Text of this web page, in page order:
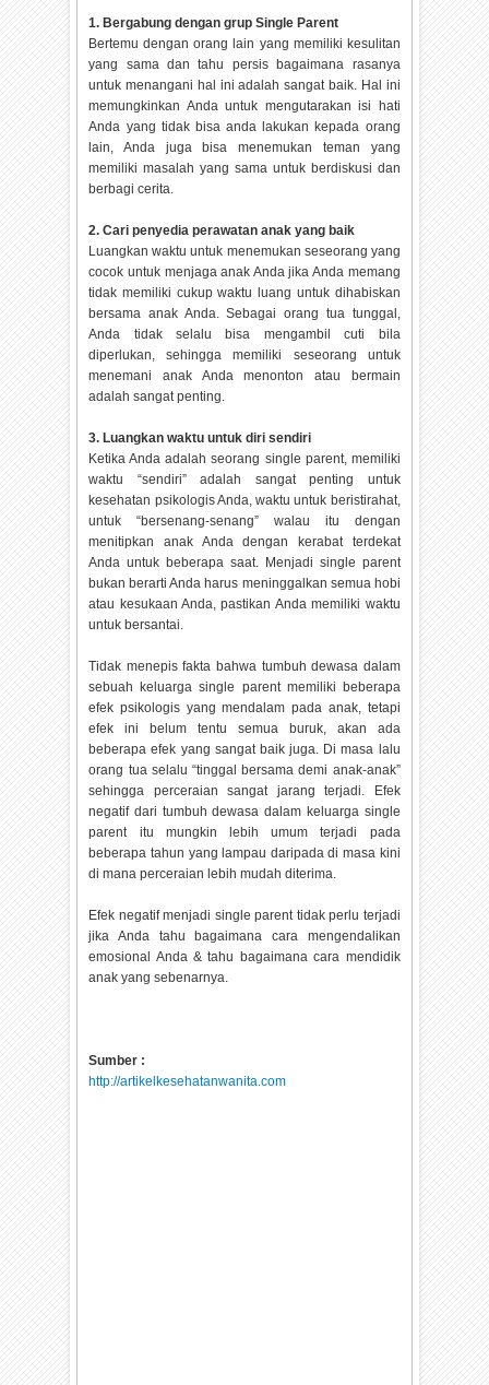
1. Bergabung dengan grup Single Parent
Bertemu dengan orang lain yang memiliki kesulitan
yang sama dan tahu persis bagaimana rasanya
untuk menangani hal ini adalah sangat baik. Hal ini
memungkinkan Anda untuk mengutarakan isi hati
Anda yang tidak bisa anda lakukan kepada orang
lain, Anda juga bisa menemukan teman yang
memiliki masalah yang sama untuk berdiskusi dan
berbagi cerita.
2. Cari penyedia perawatan anak yang baik
Luangkan waktu untuk menemukan seseorang yang
cocok untuk menjaga anak Anda jika Anda memang
tidak memiliki cukup waktu luang untuk dihabiskan
bersama anak Anda. Sebagai orang tua tunggal,
Anda tidak selalu bisa mengambil cuti bila
diperlukan, sehingga memiliki seseorang untuk
menemani anak Anda menonton atau bermain
adalah sangat penting.
3. Luangkan waktu untuk diri sendiri
Ketika Anda adalah seorang single parent, memiliki
waktu “sendiri” adalah sangat penting untuk
kesehatan psikologis Anda, waktu untuk beristirahat,
untuk “bersenang-senang” walau itu dengan
menitipkan anak Anda dengan kerabat terdekat
Anda untuk beberapa saat. Menjadi single parent
bukan berarti Anda harus meninggalkan semua hobi
atau kesukaan Anda, pastikan Anda memiliki waktu
untuk bersantai.
Tidak menepis fakta bahwa tumbuh dewasa dalam
sebuah keluarga single parent memiliki beberapa
efek psikologis yang mendalam pada anak, tetapi
efek ini belum tentu semua buruk, akan ada
beberapa efek yang sangat baik juga. Di masa lalu
orang tua selalu “tinggal bersama demi anak-anak”
sehingga perceraian sangat jarang terjadi. Efek
negatif dari tumbuh dewasa dalam keluarga single
parent itu mungkin lebih umum terjadi pada
beberapa tahun yang lampau daripada di masa kini
di mana perceraian lebih mudah diterima.
Efek negatif menjadi single parent tidak perlu terjadi
jika Anda tahu bagaimana cara mengendalikan
emosional Anda & tahu bagaimana cara mendidik
anak yang sebenarnya.
Sumber :
http://artikelkesehatanwanita.com